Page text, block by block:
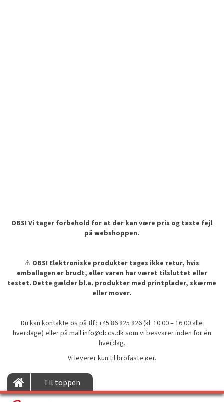
OBS! Vi tager forbehold for at der kan være pris og taste fejl
på webshoppen.
⚠️ OBS! Elektroniske produkter tages ikke retur, hvis
emballagen er brudt, eller varen har været tilsluttet eller
testet. Dette gælder bl.a. produkter med printplader, skærme
eller mover.
Du kan kontakte os på tlf.: +45 86 825 826 (kl. 10.00 – 16.00 alle
hverdage) eller på mailinfo@dccs.dksom vi besvarer inden for én
hverdag.
Vi leverer kun til brofaste øer.
Til toppen